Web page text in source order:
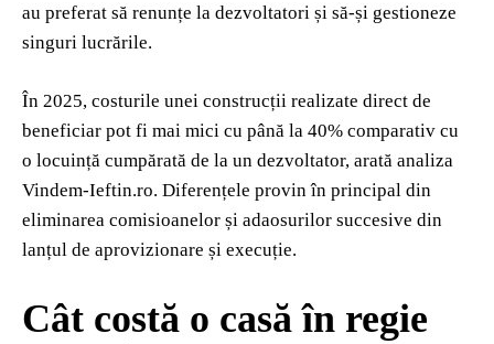
au preferat să renunțe la dezvoltatori și să-și gestioneze
singuri lucrările.
În 2025, costurile unei construcții realizate direct de
beneficiar pot fi mai mici cu până la 40% comparativ cu
o locuință cumpărată de la un dezvoltator, arată analiza
Vindem-Ieftin.ro. Diferențele provin în principal din
eliminarea comisioanelor și adaosurilor succesive din
lanțul de aprovizionare și execuție.
Cât costă o casă în regie